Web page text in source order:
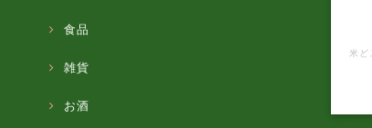
食品
雑貨
お酒